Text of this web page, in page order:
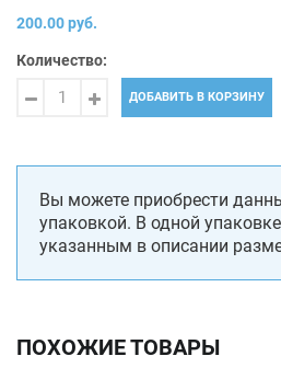
200.00 руб.
Количество:
ДОБАВИТЬ В КОРЗИНУ
Вы можете приобрести
упаковкой. В одной
указанным в описании
ПОХОЖИЕ ТОВАРЫ